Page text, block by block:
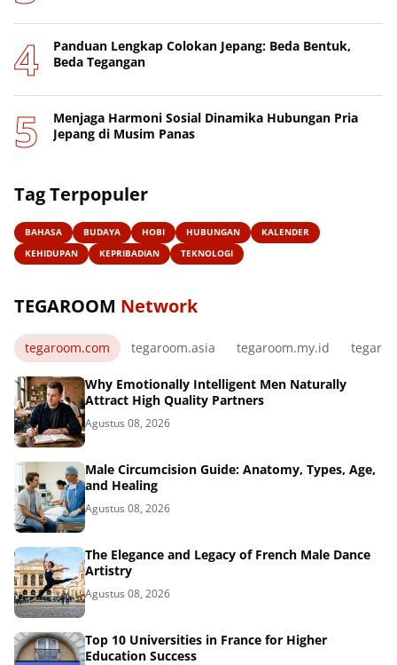
Panduan Lengkap Colokan Jepang: Beda Bentuk,
Beda Tegangan
Menjaga Harmoni Sosial Dinamika Hubungan Pria
Jepang di Musim Panas
Tag Terpopuler
BAHASA BUDAYA HOBI HUBUNGAN
KALENDER
KEHIDUPAN
KEPRIBADIAN TEKNOLOGI
TEGAROOM Network
tegaroom.com tegaroom.asia tegaroom.my.id
Why Emotionally Intelligent Men Naturally
Attract High Quality Partners
Agustus 08, 2026
Male Circumcision Guide: Anatomy, Types, Age,
and Healing
Agustus 08, 2026
The Elegance and Legacy of French Male Dance
Artistry
Agustus 08, 2026
Top 10 Universities in France for Higher
Education Success